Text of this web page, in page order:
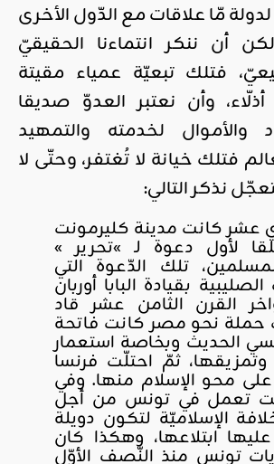
مّا علاقات مع الدّول الأخرى
أن ننكر انتماءنا الحقيقيّ
فتلك تبعيّة عمياء مقيتة
أذلّاء، وأن نعتبر العدوّ صديقا
والأموال لخدمته والتمهيد
فتلك خيانة لا تُغتفر، وحتّى لا
نذكر التالي:
عشر كانت مدينة كليرمونت
لأول دعوة لـ »تحرير »
تلك الدّعوة التي
بقيادة البابا أوربان
القرن الثامن عشر قاد
حملة نحو مصر كانت فاتحة
الحديث وبخاصة استعمار
وتمزيقها، ثمّ احتلّت فرنسا
على محو الإسلام منها. وفي
تعمل في تونس من أجل
الإسلاميّة لتكون دويلة
ابتلاعها، وهكذا كان
تونس منذ النّصف الأوّل